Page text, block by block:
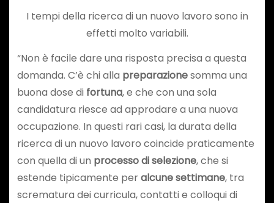
I tempi della ricerca di un nuovo lavoro sono in
effetti molto variabili.
“Non è facile dare una risposta precisa a questa
domanda. C’è chi alla preparazionesomma una
buona dose di fortuna, e che con una sola
candidatura riesce ad approdare a una nuova
occupazione. In questi rari casi, la durata della
ricerca di un nuovo lavoro coincide praticamente
con quella di un processo di selezione, che si
estende tipicamente peralcune settimane, tra
scrematura dei curricula, contatti e colloqui di